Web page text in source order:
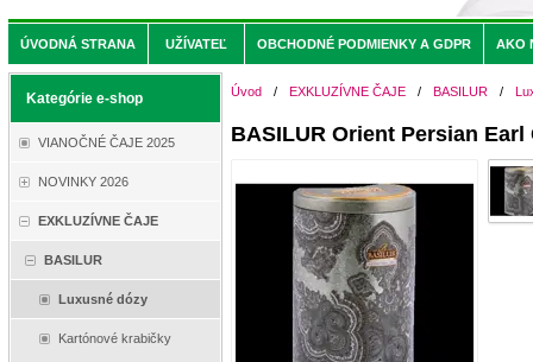
ÚVODNÁ STRANA UŽÍVATEĽ OBCHODNÉ PODMIENKY A GDPR AKO
Kategórie e-shop
VIANOČNÉ ČAJE 2025
NOVINKY 2026
EXKLUZÍVNE ČAJE
BASILUR
Luxusné dózy
Kartónové krabičky
Úvod / EXKLUZÍVNE ČAJE / BASILUR /
BASILUR Orient Persian Earl